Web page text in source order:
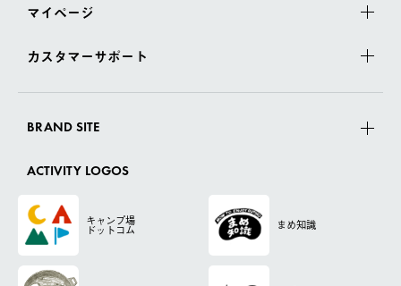
マイページ
カスタマーサポート
BRAND SITE
ACTIVITY LOGOS
キャンプ場
ドットコム まめ知識